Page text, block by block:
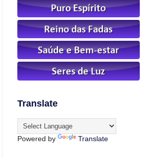
Translate
Powered by Translate